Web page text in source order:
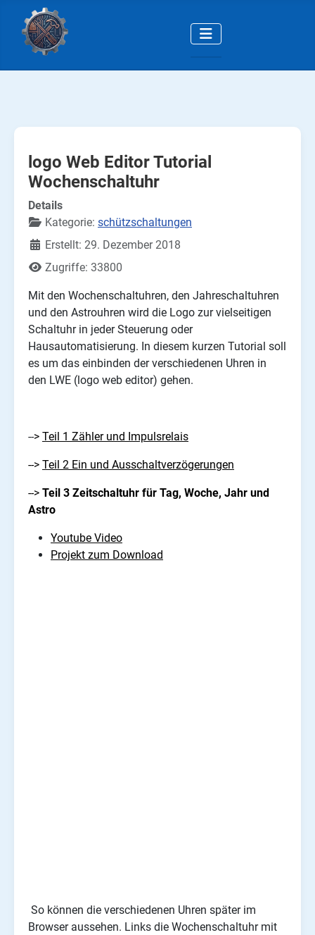
logo Web Editor Tutorial
Wochenschaltuhr
Details
Kategorie: schützschaltungen
Erstellt: 29. Dezember 2018
Zugriffe: 33800
Mit den Wochenschaltuhren, den Jahreschaltuhren
und den Astrouhren wird die Logo zur vielseitigen
Schaltuhr in jeder Steuerung oder
Hausautomatisierung. In diesem kurzen Tutorial soll
es um das einbinden der verschiedenen Uhren in
den LWE (logo web editor) gehen.
--> Teil 1 Zähler und Impulsrelais
--> Teil 2 Ein und Ausschaltverzögerungen
--> Teil 3 Zeitschaltuhr für Tag, Woche, Jahr und
Astro
Youtube Video
Projekt zum Download
So können die verschiedenen Uhren später im
Browser aussehen. Links die Wochenschaltuhr mit